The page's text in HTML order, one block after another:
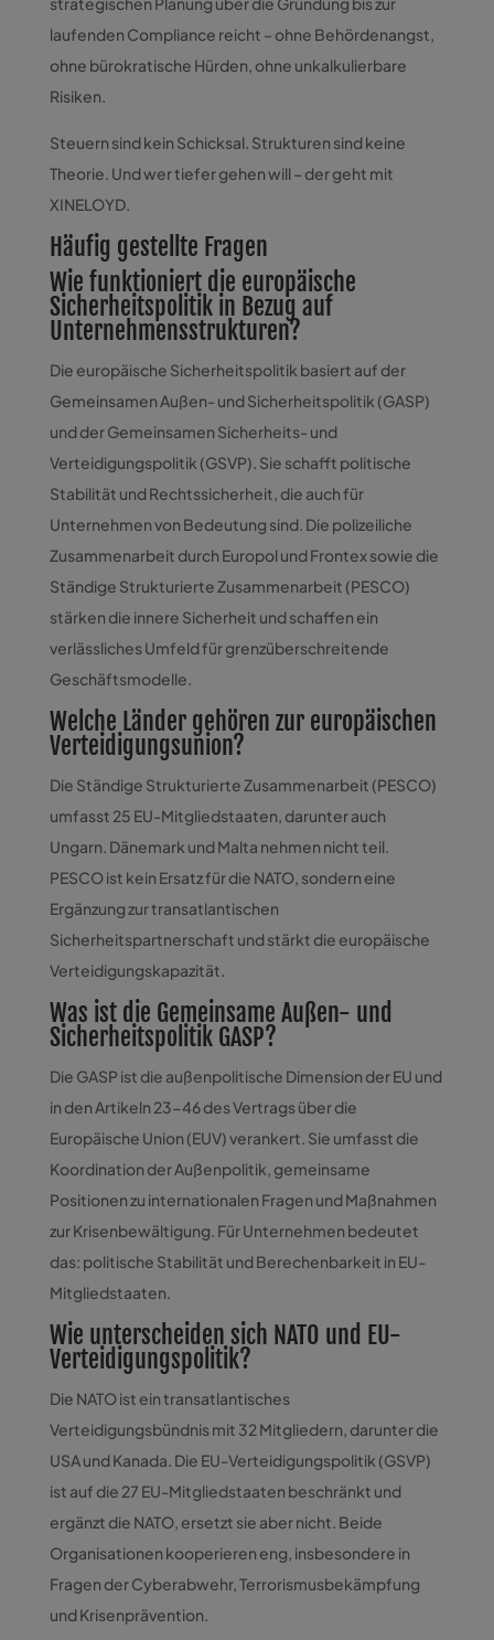
laufenden Compliance reicht – ohne Behördenangst,
ohne bürokratische Hürden, ohne unkalkulierbare
Risiken.
Steuern sind kein Schicksal. Strukturen sind keine
Theorie. Und wer tiefer gehen will – der geht mit
XINELOYD.
Häufig gestellte Fragen
Wie funktioniert die europäische
Sicherheitspolitik in Bezug auf
Unternehmensstrukturen?
Die europäische Sicherheitspolitik basiert auf der
Gemeinsamen Außen- und Sicherheitspolitik (GASP)
und der Gemeinsamen Sicherheits- und
Verteidigungspolitik (GSVP). Sie schafft politische
Stabilität und Rechtssicherheit, die auch für
Unternehmen von Bedeutung sind. Die polizeiliche
Zusammenarbeit durch Europol und Frontex sowie die
Ständige Strukturierte Zusammenarbeit (PESCO)
stärken die innere Sicherheit und schaffen ein
verlässliches Umfeld für grenzüberschreitende
Geschäftsmodelle.
Welche Länder gehören zur europäischen
Verteidigungsunion?
Die Ständige Strukturierte Zusammenarbeit (PESCO)
umfasst 25 EU-Mitgliedstaaten, darunter auch
Ungarn. Dänemark und Malta nehmen nicht teil.
PESCO ist kein Ersatz für die NATO, sondern eine
Ergänzung zur transatlantischen
Sicherheitspartnerschaft und stärkt die europäische
Verteidigungskapazität.
Was ist die Gemeinsame Außen- und
Sicherheitspolitik GASP?
Die GASP ist die außenpolitische Dimension der EU und
in den Artikeln 23-46 des Vertrags über die
Europäische Union (EUV) verankert. Sie umfasst die
Koordination der Außenpolitik, gemeinsame
Positionen zu internationalen Fragen und Maßnahmen
zur Krisenbewältigung. Für Unternehmen bedeutet
das: politische Stabilität und Berechenbarkeit in EU-
Mitgliedstaaten.
Wie unterscheiden sich NATO und EU-
Verteidigungspolitik?
Die NATO ist ein transatlantisches
Verteidigungsbündnis mit 32 Mitgliedern, darunter die
USA und Kanada. Die EU-Verteidigungspolitik (GSVP)
ist auf die 27 EU-Mitgliedstaaten beschränkt und
ergänzt die NATO, ersetzt sie aber nicht. Beide
Organisationen kooperieren eng, insbesondere in
Fragen der Cyberabwehr, Terrorismusbekämpfung
und Krisenprävention.